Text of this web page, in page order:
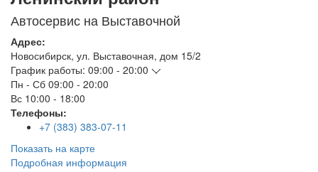
Автосервис на Выставочной
Адрес:
Новосибирск, ул. Выставочная, дом 15/2
График работы: 09:00 - 20:00
Пн - Сб 09:00 - 20:00
Вс 10:00 - 18:00
Телефоны:
+7 (383) 383-07-11
Показать на карте
Подробная информация